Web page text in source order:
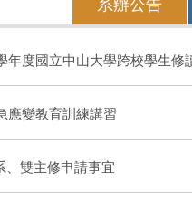
系辦公告
年度國立中山大學跨校學生
應變教育訓練講習
、雙主修申請事宜